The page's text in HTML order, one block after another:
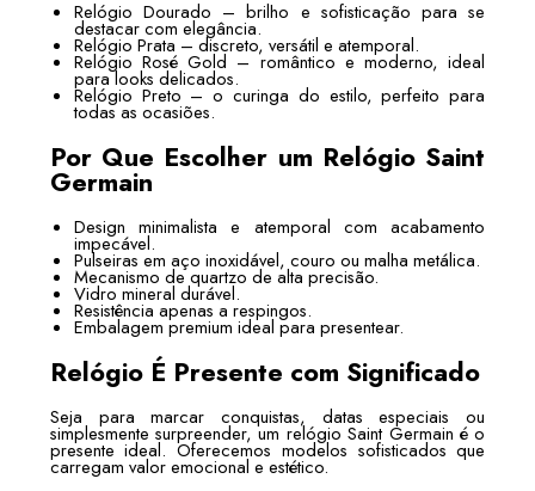
Relógio Dourado – brilho e sofisticação para se
destacar com elegância.
Relógio Prata – discreto, versátil e atemporal.
Relógio Rosé Gold – romântico e moderno, ideal
para looks delicados.
Relógio Preto – o curinga do estilo, perfeito para
todas as ocasiões.
Por Que Escolher um Relógio Saint
Germain
Design minimalista e atemporal com acabamento
impecável.
Pulseiras em aço inoxidável, couro ou malha metálica.
Mecanismo de quartzo de alta precisão.
Vidro mineral durável.
Resistência apenas a respingos.
Embalagem premium ideal para presentear.
Relógio É Presente com Significado
Seja para marcar conquistas, datas especiais ou
simplesmente surpreender, um relógio Saint Germain é o
presente ideal. Oferecemos modelos sofisticados que
carregam valor emocional e estético.